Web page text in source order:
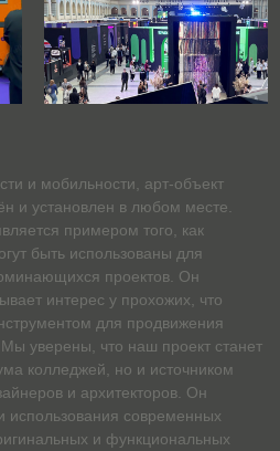
и мобильности, арт-объект
и установлен в любом месте.
примером того, как
быть использованы для
проектов. Он
интерес у прохожих, что
для продвижения
уверены, что наш проект станет
колледжей, но и источником
и архитекторов. Он
использования современных
и функциональных